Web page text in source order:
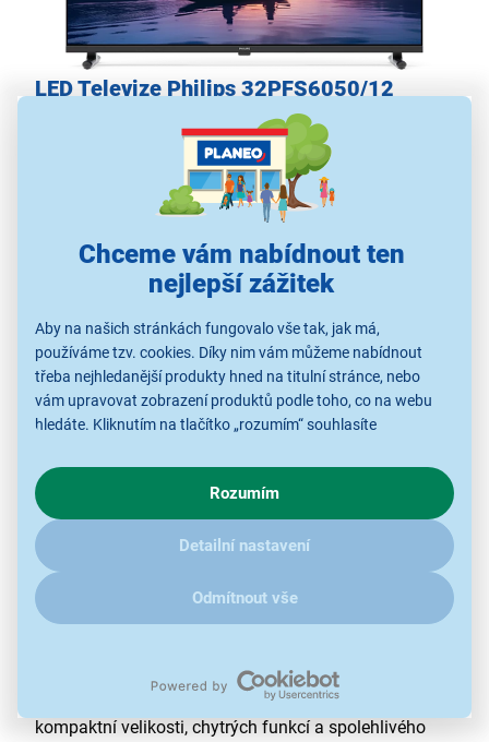
Chceme vám nabídnout ten
nejlepší zážitek
Aby na našich stránkách fungovalo vše tak, jak má,
používáme tzv. cookies. Díky nim vám můžeme nabídnout
třeba nejhledanější produkty hned na titulní stránce, nebo
vám upravovat zobrazení produktů podle toho, co na webu
hledáte. Kliknutím na tlačítko „rozumím“ souhlasíte
chování na webu pro zobrazení cílených reklam. Pokud vás
zajímají detaily, jak u nás s cookies a dalšími údaji pracujeme,
kliknětesem.
Rozumím
Detailní nastavení
Odmítnout vše
LED Televize Philips 32PFS6050/12
úhlopříčka 32" (80 cm)
LED panel s rozlišením 1920 × 1080 px
platforma Titan OS
technologie Pixel Plus HD
podpora formátů HDR10 a HLG
zvukový systém s výkonem 2 × 6 W
podpora HDMI ARC
integrace standardu Matter Smart Home
kompatibilita s hlasovými asistenty
Philips 32PFS6050/12 přináší kombinaci
kompaktní velikosti, chytrých funkcí a spolehlivého